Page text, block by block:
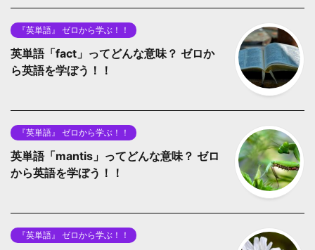
『英単語』 ゼロから学ぶ！！
英単語「fact」ってどんな意味？ ゼロか
ら英語を学ぼう！！
『英単語』 ゼロから学ぶ！！
英単語「mantis」ってどんな意味？ ゼロ
から英語を学ぼう！！
『英単語』 ゼロから学ぶ！！